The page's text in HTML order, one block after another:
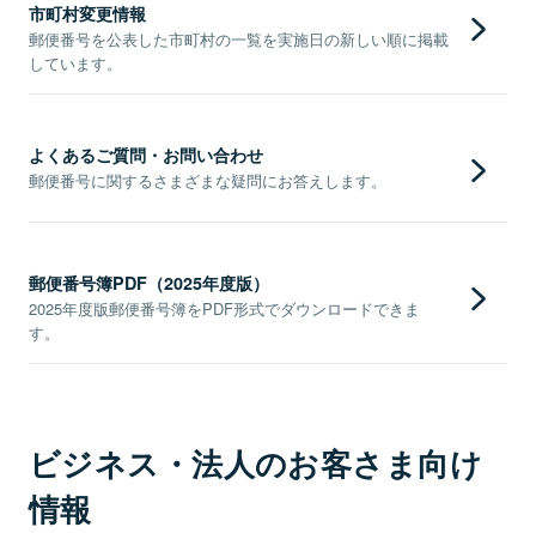
市町村変更情報
郵便番号を公表した市町村の一覧を実施日の新しい順に掲載
しています。
よくあるご質問・お問い合わせ
郵便番号に関するさまざまな疑問にお答えします。
郵便番号簿PDF（2025年度版）
2025年度版郵便番号簿をPDF形式でダウンロードできま
す。
ビジネス・法人のお客さま向け
情報